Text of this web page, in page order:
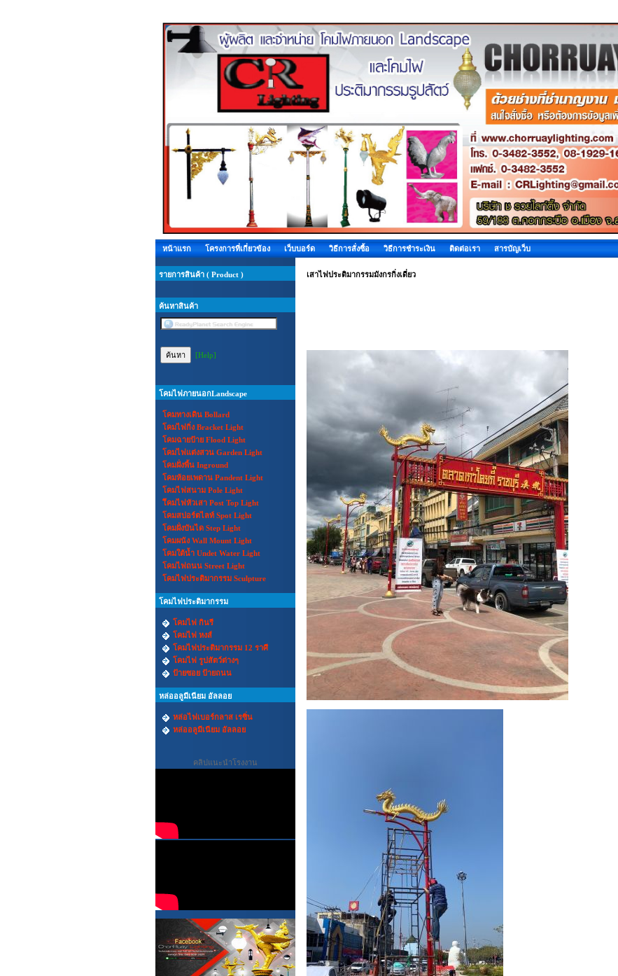
หน้าแรก โครงการที่เกี่ยวข้อง เว็บบอร์ด วิธีการสั่งซื้อ วิธีการชำระเงิน ติดต่อเรา สารบัญเว็บ
รายการสินค้า ( Product )
ค้นหาสินค้า
[Help]
โคมไฟภายนอกLandscape
โคมทางเดิน Bollard
โคมไฟกิ่ง Bracket Light
โคมฉายป้าย Flood Light
โคมไฟแต่งสวน Garden Light
โคมฝั่งพื้น Inground
โคมห้อยเพดาน Pandent Light
โคมไฟสนาม Pole Light
โีคมไฟหัวเสา Post Top Light
โคมสปอร์ตไลท์ Spot Light
โคมฝั่งบันได Step Light
โคมผนัง Wall Mount Light
โคมใต้น้ำ Undet Water Light
โคมไฟถนน Street Light
โคมไฟประติมากรรม Sculpture
โคมไฟประติมากรรม
โคมไฟ กินรี
โคมไฟ หงส์
โคมไฟประติมากรรม 12 ราศี
โคมไฟ รูปสัตว์ต่างๆ
ป้ายซอย ป้ายถนน
หล่ออลูมีเนียม อัลลอย
หล่อไฟเบอร์กลาส เรซิ่น
หล่ออลูมีเนียม อัลลอย
คลิปแนะนำโรงงาน
เสาไฟประติมากรรมมังกรกิ่งเดี่ยว